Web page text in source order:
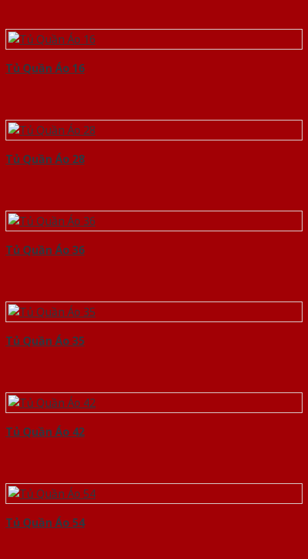
Tủ Quần Áo 16
Tủ Quần Áo 28
Tủ Quần Áo 36
Tủ Quần Áo 35
Tủ Quần Áo 42
Tủ Quần Áo 54